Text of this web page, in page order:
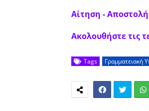
Αίτηση -
Ακολουθήστε τις
Tags Γραμματειακή